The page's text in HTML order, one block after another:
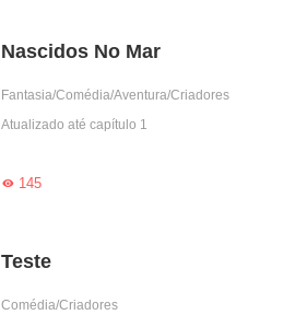
Nascidos No Mar
Fantasia/Comédia/Aventura/Criadores
Atualizado até capítulo 1
145
Teste
Comédia/Criadores